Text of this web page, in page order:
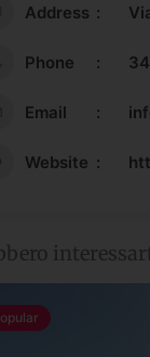
Address
Phone
Email
Website